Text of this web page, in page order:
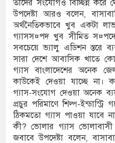
তাদের সংযোগও বিচ্ছিন্ন করে
উপদেষ্টা আরও বলেন,
অর্থনৈতিকভাবে খুব একটা
গ্যাসস¤পদ খুব সীমিত
সবচেয়ে ভ্যালু এডিশন স্তরে
সারা দেশে আবাসিক খাতে
গ্যাস বাংলাদেশের অনেক
কাউকেই দেওয়া যাচ্ছে না।
গ্যাস-সংযোগ দেওয়া অনেক
প্রচুর পরিমাণে শিল্প-
ঠিকমতো গ্যাস পাওয়া যাবে
কী? ভোলার গ্যাস ভোলাবাসী
জবাবে উপদেষ্টা বলেন,